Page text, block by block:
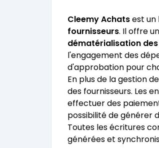
Cleemy Achatsest un
fournisseurs. Il offre
dématérialisation
l'engagement des
d'approbation pour
En plus de la gestion
des fournisseurs. Les
effectuer des
possibilité de générer
Toutes les écritures
générées et